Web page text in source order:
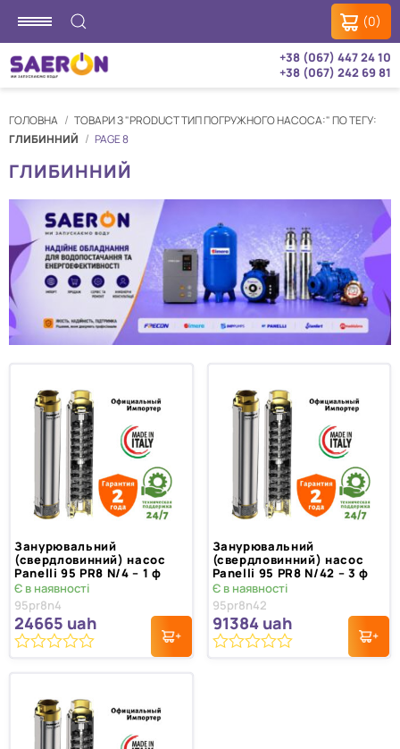
(0)
+38 (067) 447 24 10
+38 (067) 242 69 81
ГОЛОВНА
ТОВАРИ З "PRODUCT ТИП ПОГРУЖНОГО НАСОСА:" ПО ТЕГУ:
ГЛИБИННИЙ
PAGE 8
ГЛИБИННИЙ
Занурювальний
(свердловинний) насос
Panelli 95 PR8 N/4 – 1 ф
Є в наявності
95pr8n4
24665 uah
Занурювальний
(свердловинний) насос
Panelli 95 PR8 N/42 – 3 ф
Є в наявності
95pr8n42
91384 uah